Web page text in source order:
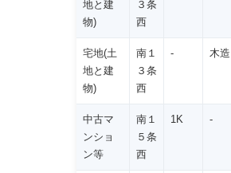
地と建
物)
３条
西
宅地(土
地と建
物)
南１
３条
西
- 木造
中古マ
ンショ
ン等
南１
５条
西
1K -